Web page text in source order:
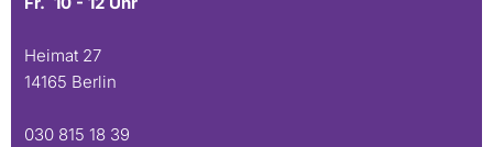
Heimat 27
14165 Berlin
030 815 18 39